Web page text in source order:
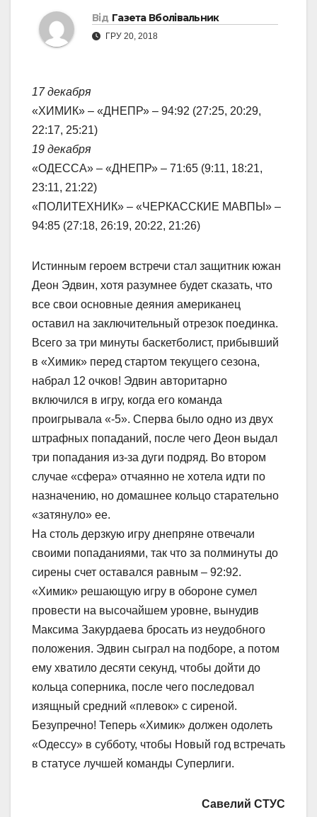
Від Газета Вболівальник
ГРУ 20, 2018
17 декабря
«ХИМИК» – «ДНЕПР» – 94:92 (27:25, 20:29,
22:17, 25:21)
19 декабря
«ОДЕССА» – «ДНЕПР» – 71:65 (9:11, 18:21,
23:11, 21:22)
«ПОЛИТЕХНИК» – «ЧЕРКАССКИЕ МАВПЫ» –
94:85 (27:18, 26:19, 20:22, 21:26)
Истинным героем встречи стал защитник южан
Деон Эдвин, хотя разумнее будет сказать, что
все свои основные деяния американец
оставил на заключительный отрезок поединка.
Всего за три минуты баскетболист, прибывший
в «Химик» перед стартом текущего сезона,
набрал 12 очков! Эдвин авторитарно
включился в игру, когда его команда
проигрывала «-5». Сперва было одно из двух
штрафных попаданий, после чего Деон выдал
три попадания из-за дуги подряд. Во втором
случае «сфера» отчаянно не хотела идти по
назначению, но домашнее кольцо старательно
«затянуло» ее.
На столь дерзкую игру днепряне отвечали
своими попаданиями, так что за полминуты до
сирены счет оставался равным – 92:92.
«Химик» решающую игру в обороне сумел
провести на высочайшем уровне, вынудив
Максима Закурдаева бросать из неудобного
положения. Эдвин сыграл на подборе, а потом
ему хватило десяти секунд, чтобы дойти до
кольца соперника, после чего последовал
изящный средний «плевок» с сиреной.
Безупречно! Теперь «Химик» должен одолеть
«Одессу» в субботу, чтобы Новый год встречать
в статусе лучшей команды Суперлиги.
Савелий СТУС